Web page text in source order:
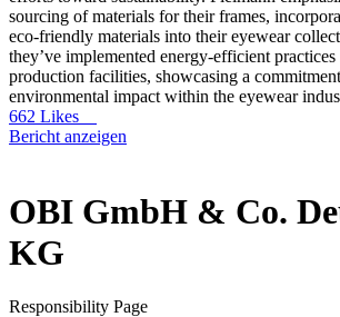
sourcing of materials for their frames,
eco-friendly materials into their eyewear
they’ve implemented energy-efficient
production facilities, showcasing a
environmental impact within the eyewear
662 Likes
Bericht anzeigen
OBI GmbH & Co.
KG
Responsibility Page